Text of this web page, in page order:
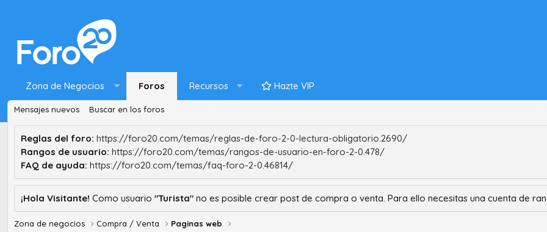
Zona de Negocios Foros Recursos Hazte VIP
Mensajes nuevos Buscar en los foros
Reglas del foro: https://foro20.com/temas/reglas-de-foro-2-0-lectura-obligatorio.2690/
Rangos de usuario: https://foro20.com/temas/rangos-de-usuario-en-foro-2-0.478/
FAQ de ayuda: https://foro20.com/temas/faq-foro-2-0.46814/
¡Hola Visitante! Como usuario "Turista" no es posible crear post de compra o venta. Para ello necesitas una cuenta de
Zona de negocios Compra / Venta Paginas web